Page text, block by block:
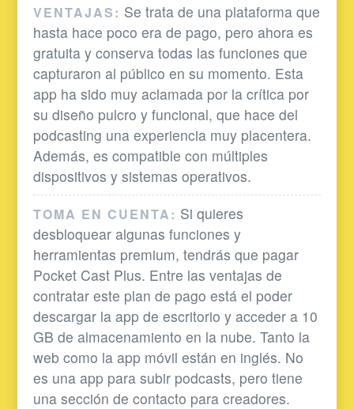
VENTAJAS: Se trata de una plataforma que
hasta hace poco era de pago, pero ahora es
gratuita y conserva todas las funciones que
capturaron al público en su momento. Esta
app ha sido muy aclamada por la crítica por
su diseño pulcro y funcional, que hace del
podcasting una experiencia muy placentera.
Además, es compatible con múltiples
dispositivos y sistemas operativos.
TOMA EN CUENTA: Si quieres
desbloquear algunas funciones y
herramientas premium, tendrás que pagar
Pocket Cast Plus. Entre las ventajas de
contratar este plan de pago está el poder
descargar la app de escritorio y acceder a 10
GB de almacenamiento en la nube. Tanto la
web como la app móvil están en inglés. No
es una app para subir podcasts, pero tiene
una sección de contacto para creadores.